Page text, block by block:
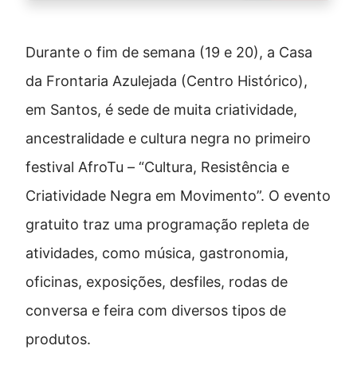
Durante o fim de semana (19 e 20), a Casa
da Frontaria Azulejada (Centro Histórico),
em Santos, é sede de muita criatividade,
ancestralidade e cultura negra no primeiro
festival AfroTu – “Cultura, Resistência e
Criatividade Negra em Movimento”. O evento
gratuito traz uma programação repleta de
atividades, como música, gastronomia,
oficinas, exposições, desfiles, rodas de
conversa e feira com diversos tipos de
produtos.